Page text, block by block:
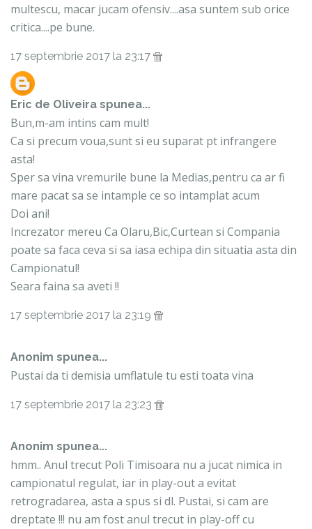
multescu, macar jucam ofensiv....asa suntem sub orice
critica....pe bune.
17 septembrie 2017 la 23:17
Eric de Oliveira spunea...
Bun,m-am intins cam mult!
Ca si precum voua,sunt si eu suparat pt infrangere
asta!
Sper sa vina vremurile bune la Medias,pentru ca ar fi
mare pacat sa se intample ce so intamplat acum
Doi ani!
Increzator mereu Ca Olaru,Bic,Curtean si Compania
poate sa faca ceva si sa iasa echipa din situatia asta din
Campionatul!
Seara faina sa aveti !!
17 septembrie 2017 la 23:19
Anonim spunea...
Pustai da ti demisia umflatule tu esti toata vina
17 septembrie 2017 la 23:23
Anonim spunea...
hmm.. Anul trecut Poli Timisoara nu a jucat nimica in
campionatul regulat, iar in play-out a evitat
retrogradarea, asta a spus si dl. Pustai, si cam are
dreptate !!! nu am fost anul trecut in play-off cu